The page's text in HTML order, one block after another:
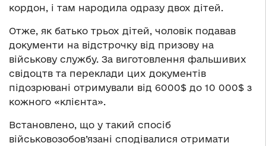
кордон, і там народила одразу двох дітей.
Отже, як батько трьох дітей, чоловік подавав
документи на відстрочку від призову на
військову службу. За виготовлення фальшивих
свідоцтв та переклади цих документів
підозрювані отримували від 6000$ до 10 000$ з
кожного «клієнта».
Встановлено, що у такий спосіб
військовозобов’язані сподівалися отримати